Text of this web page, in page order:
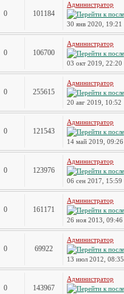
0 101184
Администратор
30 янв 2020, 19:21
0 106700
Администратор
03 окт 2019, 22:20
0 255615
Администратор
20 авг 2019, 10:52
0 121543
Администратор
14 май 2019, 09:26
0 123976
Администратор
06 сен 2017, 15:59
0 161171
Администратор
26 ноя 2013, 09:46
0 69922
Администратор
13 июл 2012, 08:35
0 143967
Администратор